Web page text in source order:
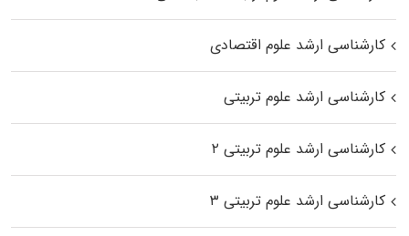
کارشناسی ارشد علوم اقتصادی
کارشناسی ارشد علوم تربیتی
کارشناسی ارشد علوم تربیتی ۲
کارشناسی ارشد علوم تربیتی ۳